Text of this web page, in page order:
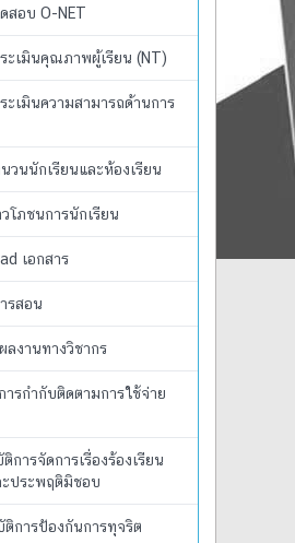
สอบ O-NET
ะเมินคุณภาพผู้เรียน (NT)
ะเมินความสามารถด้านการ
วนนักเรียนและห้องเรียน
โภชนการนักเรียน
เอกสาร
รสอน
ลงานทางวิชากร
ารกำกับติดตามการใช้จ่าย
การจัดการเรื่องร้องเรียน
ะประพฤติมิชอบ
การป้องกันการทุจริต